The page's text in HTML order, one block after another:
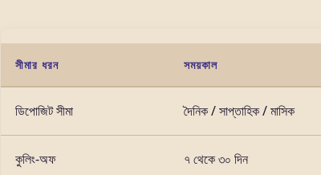
সীমার ধরন সময়কাল
ডিপোজিট সীমা দৈনিক / সাপ্তাহিক / মাসিক
কুলিং-অফ ৭ থেকে ৩০ দিন